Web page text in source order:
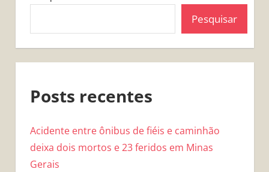
Pesquisar
Posts recentes
Acidente entre ônibus de fiéis e caminhão
deixa dois mortos e 23 feridos em Minas
Gerais